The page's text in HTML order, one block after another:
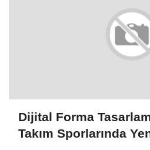
Dijital Forma
Takım Sporlarında